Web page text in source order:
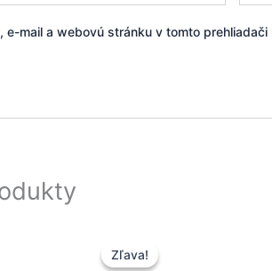
e-mail a webovú stránku v tomto
Zľava!
Zľava!
cena
cena